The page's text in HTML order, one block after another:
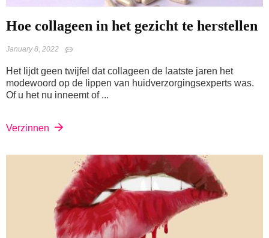
Hoe collageen in het gezicht te herstellen
January 8, 2022
Het lijdt geen twijfel dat collageen de laatste jaren het
modewoord op de lippen van huidverzorgingsexperts was.
Of u het nu inneemt of ...
Verzinnen